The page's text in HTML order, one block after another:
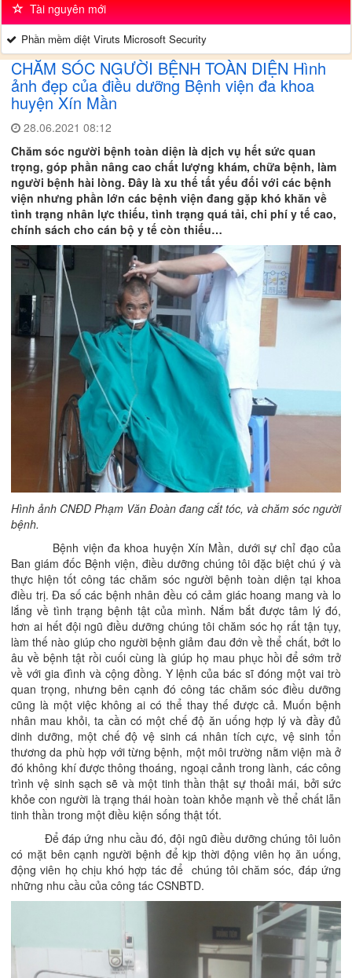
Tài nguyên mới
Phần mềm diệt Viruts Microsoft Security
CHĂM SÓC NGƯỜI BỆNH TOÀN DIỆN Hình
ảnh đẹp của điều dưỡng Bệnh viện đa khoa
huyện Xín Mần
28.06.2021 08:12
Chăm sóc người bệnh toàn diện là dịch vụ hết sức quan
trọng, góp phần nâng cao chất lượng khám, chữa bệnh, làm
người bệnh hài lòng. Đây là xu thế tất yếu đối với các bệnh
viện nhưng phần lớn các bệnh viện đang gặp khó khăn về
tình trạng nhân lực thiếu, tình trạng quá tải, chi phí y tế cao,
chính sách cho cán bộ y tế còn thiếu…
Hình ảnh CNĐD Phạm Văn Đoàn đang cắt tóc, và chăm sóc người
bệnh.
Bệnh viện đa khoa huyện Xín Mần, dưới sự chỉ đạo của
Ban giám đốc Bệnh viện, điều dưỡng chúng tôi đặc biệt chú ý và
thực hiện tốt công tác chăm sóc người bệnh toàn diện tại khoa
điều trị. Đa số các bệnh nhân đều có cảm giác hoang mang và lo
lắng về tình trạng bệnh tật của mình. Nắm bắt được tâm lý đó,
hơn ai hết đội ngũ điều dưỡng chúng tôi chăm sóc họ rất tận tụy,
làm thế nào giúp cho người bệnh giảm đau đớn về thể chất, bớt lo
âu về bệnh tật rồi cuối cùng là giúp họ mau phục hồi để sớm trở
về với gia đình và cộng đồng. Y lệnh của bác sĩ đóng một vai trò
quan trọng, nhưng bên cạnh đó công tác chăm sóc điều dưỡng
cũng là một việc không ai có thể thay thế được cả. Muốn bệnh
nhân mau khỏi, ta cần có một chế độ ăn uống hợp lý và đầy đủ
dinh dưỡng, một chế độ vệ sinh cá nhân tích cực, vệ sinh tổn
thương da phù hợp với từng bệnh, một môi trường nằm viện mà ở
đó không khí được thông thoáng, ngoại cảnh trong lành, các công
trình vệ sinh sạch sẽ và một tinh thần thật sự thoải mái, bởi sức
khỏe con người là trạng thái hoàn toàn khỏe mạnh về thể chất lẫn
tinh thần trong một điều kiện sống thật tốt.
Để đáp ứng nhu cầu đó, đội ngũ điều dưỡng chúng tôi luôn
có mặt bên cạnh người bệnh để kịp thời động viên họ ăn uống,
động viên họ chịu khó hợp tác để chúng tôi chăm sóc, đáp ứng
những nhu cầu của công tác CSNBTD.